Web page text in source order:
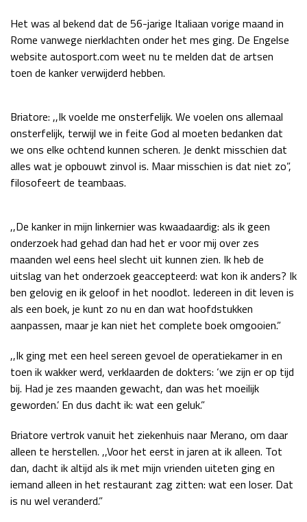
GP VERENIGDE STATEN 2026 23 - 25 okt
Race
zo 21:00 - 23:00
Kwalificatie
za 22:00 - 23:00
Race
zo 21:00 - 23:00
GP SÃO PAULO 2026
Kwalificatie
za 19:00 - 20:00
Race
zo 18:00 - 20:00
LAS VEGAS GRAND PRIX 2026 20 - 22 nov
Kwalificatie
za 05:00 - 06:00
Kwalificatie
za 19:00 - 20:00
GP ABU DHABI 2026 04 - 06 dec
Kwalificatie
za 15:00 - 16:00
Race
zo 14:00 - 16:00
Het was al bekend dat de 56-jarige Italiaan vorige maand in
Rome vanwege nierklachten onder het mes ging. De Engelse
website autosport.com weet nu te melden dat de artsen
toen de kanker verwijderd hebben.
Briatore: ,,Ik voelde me onsterfelijk. We voelen ons allemaal
onsterfelijk, terwijl we in feite God al moeten bedanken dat
we ons elke ochtend kunnen scheren. Je denkt misschien dat
alles wat je opbouwt zinvol is. Maar misschien is dat niet zo”,
filosofeert de teambaas.
,,De kanker in mijn linkernier was kwaadaardig: als ik geen
onderzoek had gehad dan had het er voor mij over zes
maanden wel eens heel slecht uit kunnen zien. Ik heb de
uitslag van het onderzoek geaccepteerd: wat kon ik anders? Ik
ben gelovig en ik geloof in het noodlot. Iedereen in dit leven is
als een boek, je kunt zo nu en dan wat hoofdstukken
aanpassen, maar je kan niet het complete boek omgooien.”
,,Ik ging met een heel sereen gevoel de operatiekamer in en
toen ik wakker werd, verklaarden de dokters: ‘we zijn er op tijd
bij. Had je zes maanden gewacht, dan was het moeilijk
geworden.’ En dus dacht ik: wat een geluk.”
Briatore vertrok vanuit het ziekenhuis naar Merano, om daar
alleen te herstellen. ,,Voor het eerst in jaren at ik alleen. Tot
dan, dacht ik altijd als ik met mijn vrienden uiteten ging en
iemand alleen in het restaurant zag zitten: wat een loser. Dat
is nu wel veranderd.”